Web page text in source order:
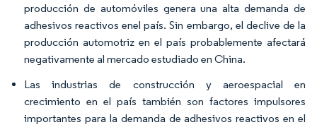
producción de automóviles genera una alta demanda de
adhesivos reactivos enel país. Sin embargo, el declive de la
producción automotriz en el país probablemente afectará
negativamente al mercado estudiado en China.
Las industrias de construcción y aeroespacial en
crecimiento en el país también son factores impulsores
importantes para la demanda de adhesivos reactivos en el